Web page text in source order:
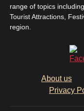
range of topics
Tourist Attractions,
region.
About us
Privacy